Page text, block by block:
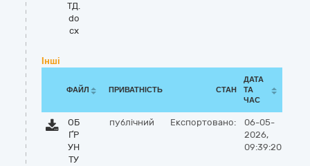
ТД.
do
cx
Інші
ФАЙЛ ПРИВАТНІСТЬ СТАН
ДАТА
ТА
ЧАС
ОБ
ҐР
УН
ТУ
публічний Експортовано:
06-05-
2026,
09:39:20